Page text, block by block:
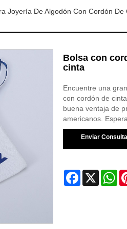
Joyería De Algodón Con Cordón De
Bolsa con
cinta
Encuentre una
con cordón de
buena ventaja de
americanos.
Enviar Consulta
Facebook
X